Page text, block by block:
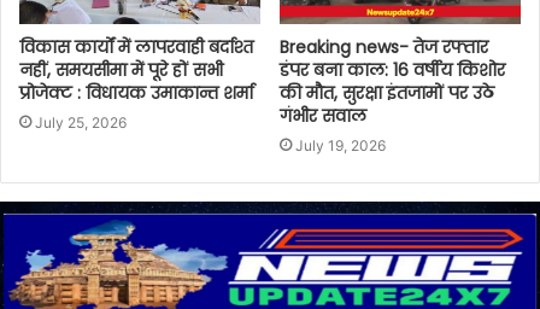
विकास कार्यों में लापरवाही बर्दाश्त
नहीं, समयसीमा में पूरे हों सभी
प्रोजेक्ट : विधायक उमाकान्त शर्मा
July 25, 2026
Breaking news- तेज रफ्तार
डंपर बना काल: 16 वर्षीय किशोर
की मौत, सुरक्षा इंतजामों पर उठे
गंभीर सवाल
July 19, 2026